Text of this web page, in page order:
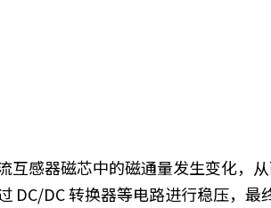
感器磁芯中的磁通量发生变化，
DC 转换器等电路进行稳压，